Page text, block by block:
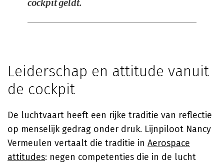
cockpit geldt.
Leiderschap en attitude vanuit
de cockpit
De luchtvaart heeft een rijke traditie van reflectie
op menselijk gedrag onder druk. Lijnpiloot Nancy
Vermeulen vertaalt die traditie in Aerospace
attitudes: negen competenties die in de lucht